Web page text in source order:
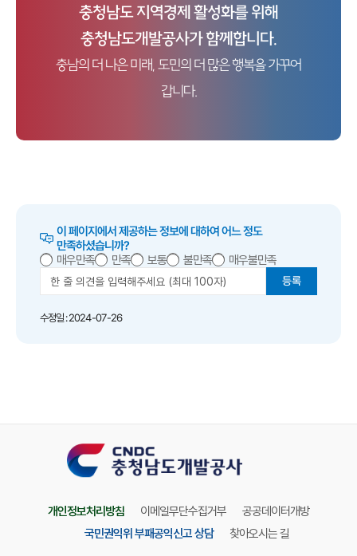
충청남도 지역경제 활성화를 위해
충청남도개발공사가 함께합니다.
충남의 더 나은 미래, 도민의 더 많은 행복을 가꾸어
갑니다.
이 페이지에서 제공하는 정보에 대하여 어느 정도
만족하셨습니까?
매우만족 만족 보통 불만족 매우불만족
등록
수정일 : 2024-07-26
개인정보처리방침 이메일무단수집거부
공공데이터개방
국민권익위 부패공익신고 상담
찾아오시는 길